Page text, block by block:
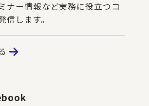
ナー情報など実務に役立つコ
信します。